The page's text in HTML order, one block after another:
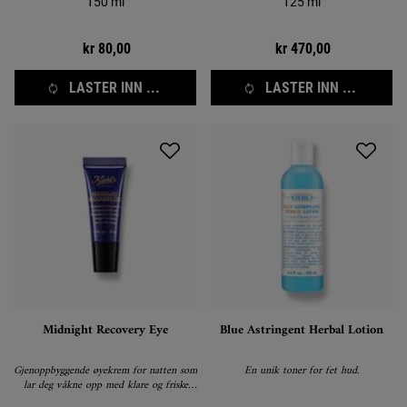
kr 80,00
LASTER INN ...
kr 470,00
LASTER INN ...
Midnight Recovery Eye
Gjenoppbyggende øyekrem for natten som
lar deg våkne opp med klare og friske
Blue Astringent Herbal Lotion
En unik toner for fet hud.